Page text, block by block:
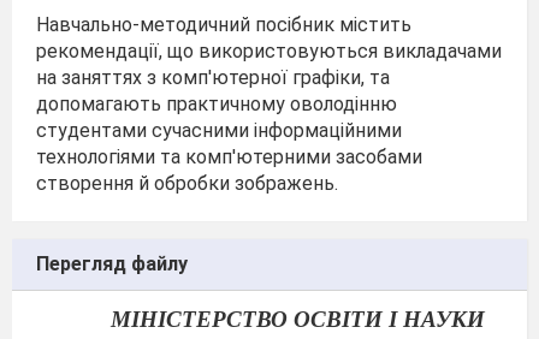
Навчально-методичний посібник містить
рекомендації, що використовуються викладачами
на заняттях з комп'ютерної графіки, та
допомагають практичному оволодінню
студентами сучасними інформаційними
технологіями та комп'ютерними засобами
створення й обробки зображень.
Перегляд файлу
МІНІСТЕРСТВО ОСВІТИ І НАУКИ